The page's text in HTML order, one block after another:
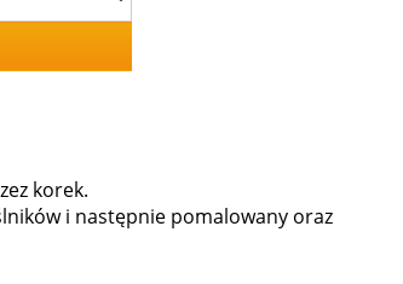
korek.
i następnie pomalowany oraz